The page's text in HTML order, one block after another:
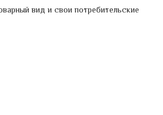
вид и свои потребительские